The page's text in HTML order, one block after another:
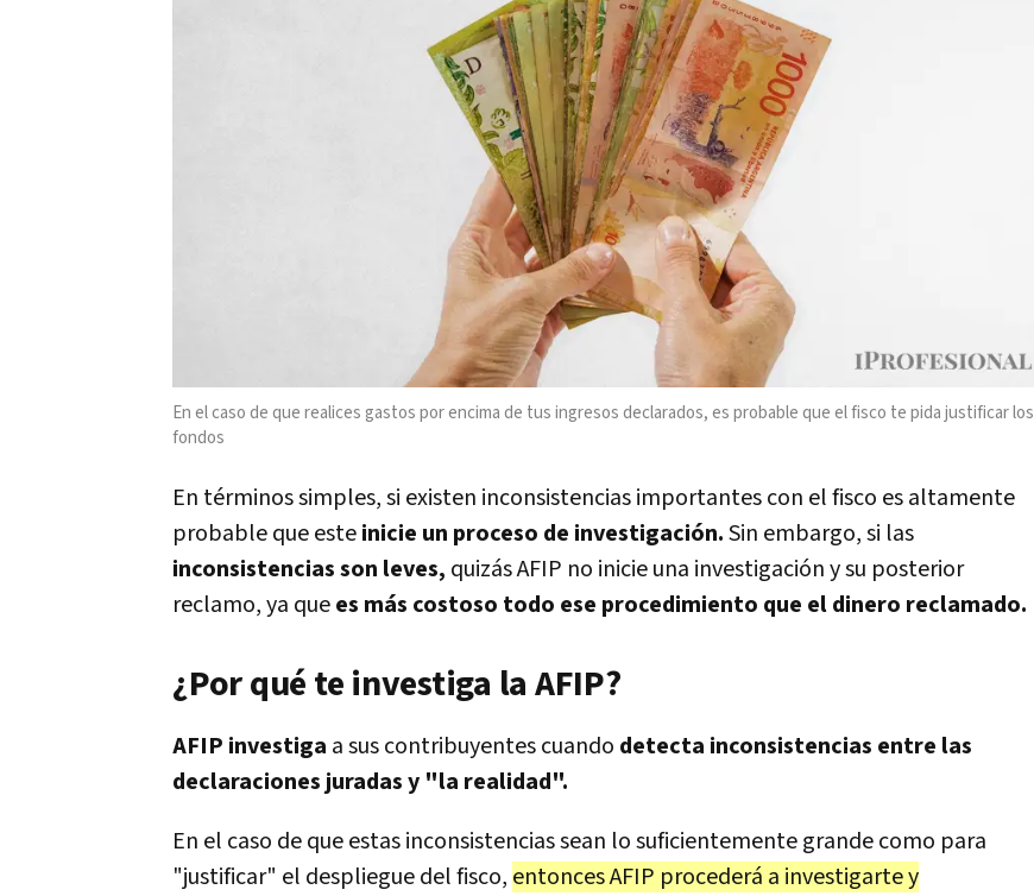
En el caso de que realices gastos por encima de tus ingresos declarados, es probable que el fisco te pida justificar los
fondos
En términos simples, si existen inconsistencias importantes con el fisco es altamente
probable que esteinicie un proceso de investigación.Sin embargo, si las
inconsistencias son leves, quizásAFIP no inicie una investigación y su posterior
reclamo, ya quees más costoso todo ese procedimiento que el dinero reclamado.
¿Por qué te investiga la AFIP?
AFIP investiga a sus contribuyentes cuando detecta inconsistencias entre las
declaraciones juradas y "la realidad".
En el caso de que estas inconsistencias sean lo suficientemente grande como para
"justificar" el despliegue del fisco, entonces AFIP procederá a investigarte y